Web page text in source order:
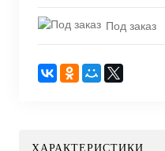
Под заказ
ХАРАКТЕРИСТИКИ